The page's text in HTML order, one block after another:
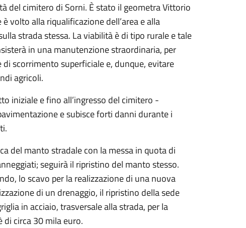
del cimitero di Sorni. È stato il geometra Vittorio
volto alla riqualificazione dell’area e alla
strada stessa. La viabilità è di tipo rurale e tale
in una manutenzione straordinaria, per
scorrimento superficiale e, dunque, evitare
agricoli.
iniziale e fino all’ingresso del cimitero -
e subisce forti danni durante i
del manto stradale con la messa in quota di
seguirà il ripristino del manto stesso.
lo scavo per la realizzazione di una nuova
di un drenaggio, il ripristino della sede
in acciaio, trasversale alla strada, per la
di circa 30 mila euro.